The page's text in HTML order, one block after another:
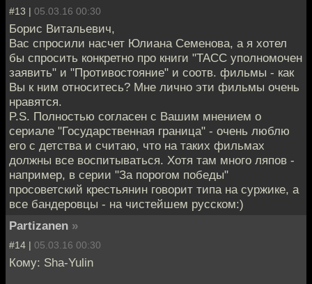
#13 | 05.03.16 00:30
Борис Витальевич,
Вас спросили насчет Юлиана Семенова, а я хотел
бы спросить конкретно про книги "ТАСС уполномочен
заявить" и "Противостояние" и соотв. фильмы - как
Вы к ним относитесь? Мне лично эти фильмы очень
нравятся.
P.S. Полностью согласен с Вашим мнением о
сериале "Государственная граница" - очень люблю
его с детства и считаю, что на таких фильмах
должны все воспитываться. Хотя там много ляпов -
например, в серии "За порогом победы"
просоветский крестьянин говорит типа на суржике, а
все бандеровцы - на чистейшем русском:)
Partizanen »
#14 | 05.03.16 00:30
Кому: Sha-Yulin